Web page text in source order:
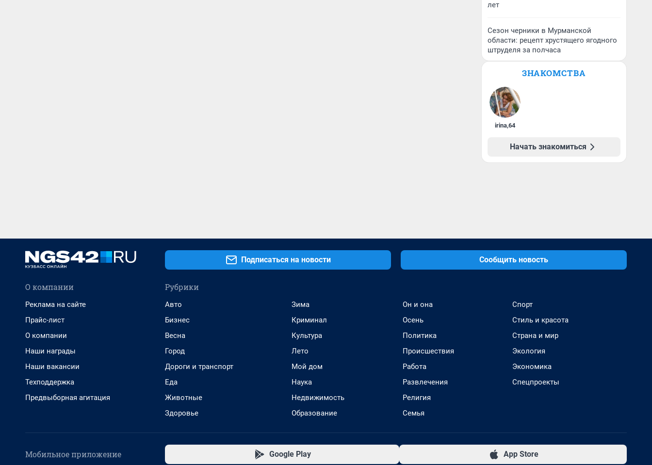
лет
Сезон черники в Мурманской
области: рецепт хрустящего ягодного
штруделя за полчаса
ЗНАКОМСТВА
irina,64
Начать знакомиться
Подписаться на новости Сообщить новость
О компании
Реклама на сайте
Прайс-лист
О компании
Наши награды
Наши вакансии
Техподдержка
Предвыборная агитация
Рубрики
Авто
Бизнес
Весна
Город
Дороги и транспорт
Еда
Животные
Здоровье
Зима
Криминал
Культура
Лето
Мой дом
Наука
Недвижимость
Образование
Он и она
Осень
Политика
Происшествия
Работа
Развлечения
Религия
Семья
Спорт
Стиль и красота
Страна и мир
Экология
Экономика
Спецпроекты
Мобильное приложение Google Play App Store